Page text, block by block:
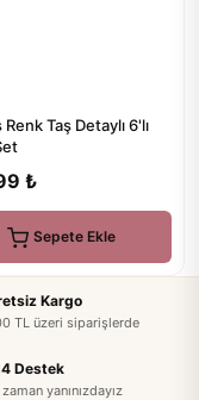
Taş Detaylı 6'lı
₺
Sepete Ekle
Kargo
TL üzeri siparişlerde
Destek
yanınızdayız